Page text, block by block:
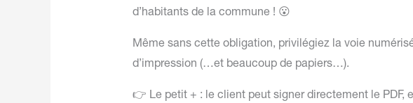
d’habitants de la commune ! 😮
Même sans cette obligation, privilégiez la voie
d’impression (…et beaucoup de papiers…).
👉 Le petit + : le client peut signer directement le PDF,